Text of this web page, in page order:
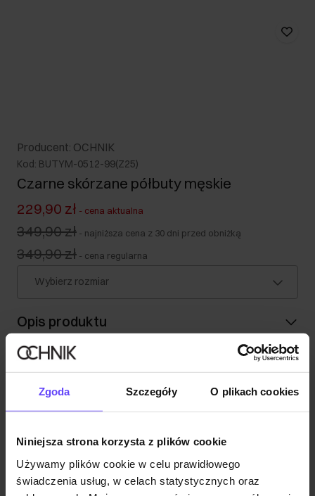
Zgoda Szczegóły O plikach cookies
Niniejsza strona korzysta z plików cookie
Używamy plików cookie w celu prawidłowego
świadczenia usług, w celach statystycznych oraz
Producent: OCHNIK
Kod: BUTYM-0512-99(Z25)
Czarne skórzane półbuty męskie
229,90 zł - cena aktualna
349,90 zł - najniższa cena z 30 dni przed obniżką
349,90 zł - cena regularna
Wybierz rozmiar
Opis produktu
Skład
Opinie